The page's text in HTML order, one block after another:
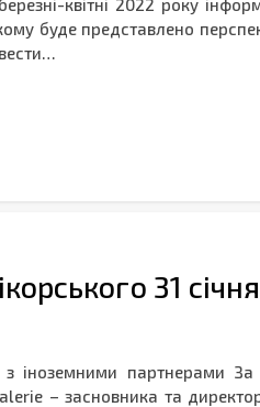
квітні 2022 року
буде представлено
31
іноземними партнерами
– засновника та